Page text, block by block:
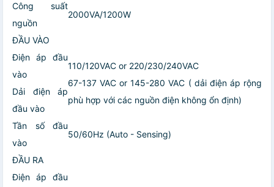
Công suất
nguồn
2000VA/1200W
ĐẦU VÀO
Điện áp đầu
vào
Dải điện áp
đầu vào
110/120VAC or 220/230/240VAC
67-137 VAC or 145-280 VAC ( dải điện áp rộng
phù hợp với các nguồn điện không ổn định)
Tần số đầu
vào
50/60Hz (Auto - Sensing)
ĐẦU RA
Điện áp đầu